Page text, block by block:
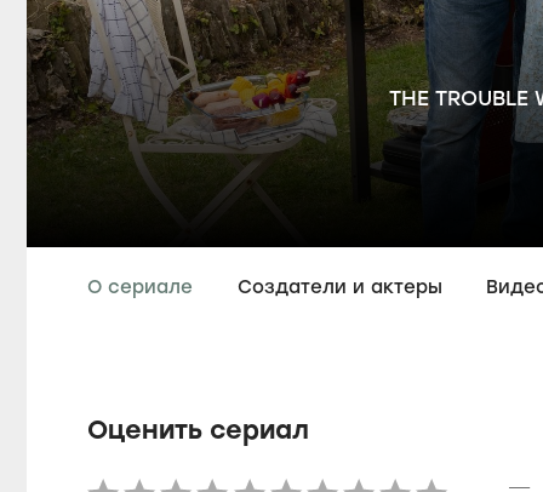
THE TROUBLE
О сериале Создатели и актеры
Оценить сериал